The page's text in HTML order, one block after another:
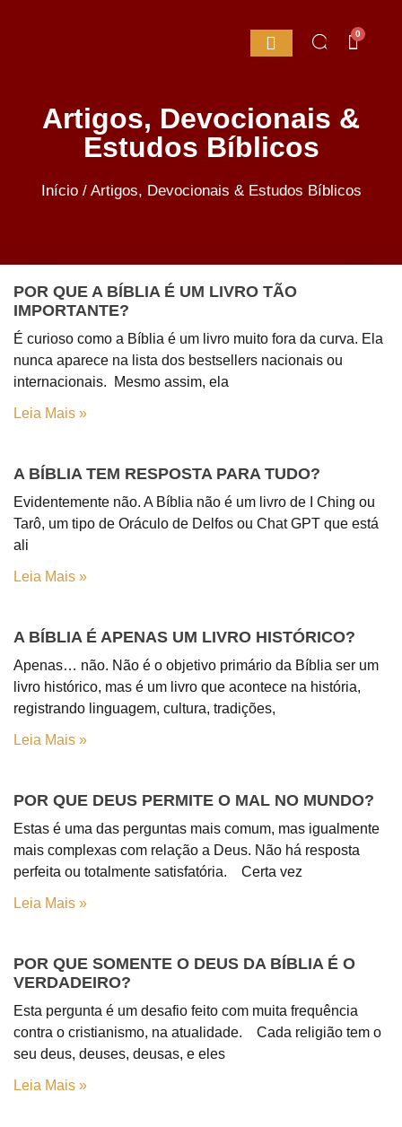
0
Artigos, Devocionais &
Estudos Bíblicos
Início/ Artigos, Devocionais & Estudos Bíblicos
POR QUE A BÍBLIA É UM LIVRO TÃO
IMPORTANTE?
É curioso como a Bíblia é um livro muito fora da curva. Ela
nunca aparece na lista dos bestsellers nacionais ou
internacionais. Mesmo assim, ela
Leia Mais »
A BÍBLIA TEM RESPOSTA PARA TUDO?
Evidentemente não. A Bíblia não é um livro de I Ching ou
Tarô, um tipo de Oráculo de Delfos ou Chat GPT que está
ali
Leia Mais »
A BÍBLIA É APENAS UM LIVRO HISTÓRICO?
Apenas… não. Não é o objetivo primário da Bíblia ser um
livro histórico, mas é um livro que acontece na história,
registrando linguagem, cultura, tradições,
Leia Mais »
POR QUE DEUS PERMITE O MAL NO MUNDO?
Estas é uma das perguntas mais comum, mas igualmente
mais complexas com relação a Deus. Não há resposta
perfeita ou totalmente satisfatória. Certa vez
Leia Mais »
POR QUE SOMENTE O DEUS DA BÍBLIA É O
VERDADEIRO?
Esta pergunta é um desafio feito com muita frequência
contra o cristianismo, na atualidade. Cada religião tem o
seu deus, deuses, deusas, e eles
Leia Mais »